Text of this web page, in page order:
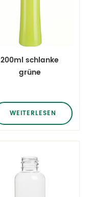
200ml schlanke
grüne
WEITERLESEN